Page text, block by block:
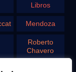
Libros
Mendoza
Roberto
Chavero